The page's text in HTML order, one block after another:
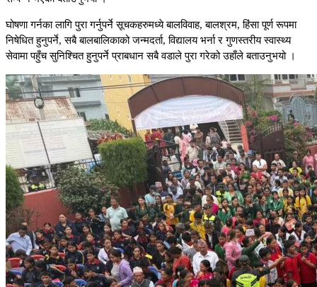
घोषणा गर्नका लागि पुरा गर्नुपर्ने सूचकहरुमध्ये बालविवाह, बालश्रम, हिंसा पूर्ण रूपमा
निषेधित हुनुपर्ने, सबै बालबालिकाको जन्मदर्ता, विद्यालय भर्ना र गुणस्तरीय स्वास्थ्य
सेवामा पहुँच सुनिश्चित हुनुपर्ने प्राबधान सबै वडाले पुरा गरेको उहाँले बताउनुभयो ।